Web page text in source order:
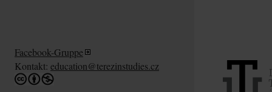
Facebook-Gruppe
Kontakt: education@terezinstudies.cz